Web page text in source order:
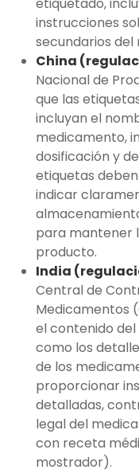
etiquetado,
instrucciones
secundarios
China
Nacional de
que las
incluyan el
medicamento,
dosificación y
etiquetas
indicar
para mantener
producto.
India
Central de
Medicamentos
el contenido
como los
de los
proporcionar
detalladas,
legal del
con receta
mostrador).